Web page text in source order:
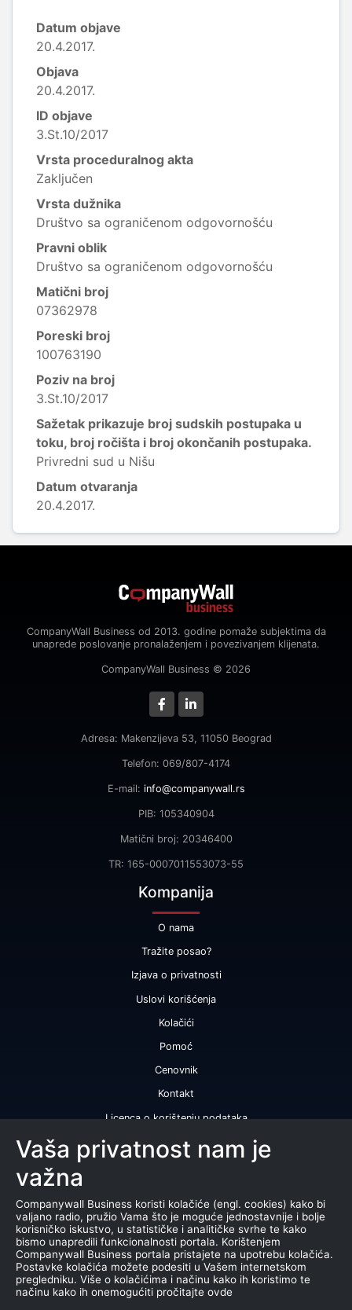
Datum objave
20.4.2017.
Objava
20.4.2017.
ID objave
3.St.10/2017
Vrsta proceduralnog akta
Zaključen
Vrsta dužnika
Društvo sa ograničenom odgovornošću
Pravni oblik
Društvo sa ograničenom odgovornošću
Matični broj
07362978
Poreski broj
100763190
Poziv na broj
3.St.10/2017
Sažetak prikazuje broj sudskih postupaka u
toku, broj ročišta i broj okončanih postupaka.
Privredni sud u Nišu
Datum otvaranja
20.4.2017.
CompanyWall Business od 2013. godine pomaže subjektima da
unaprede poslovanje pronalaženjem i povezivanjem klijenata.
CompanyWall Business © 2026
Adresa: Makenzijeva 53, 11050 Beograd
Telefon: 069/807-4174
E-mail: info@companywall.rs
PIB: 105340904
Matični broj: 20346400
TR: 165-0007011553073-55
Kompanija
O nama
Tražite posao?
Izjava o privatnosti
Uslovi korišćenja
Kolačići
Pomoć
Cenovnik
Kontakt
Licenca o korištenju podataka
Naše usluge
Bonitetni izveštaj
Sertifikat bonitetne izvrsnosti
Proizvodi
Saradnja sa registrom APR
Vaša privatnost nam je
važna
Companywall Business koristi kolačiće (engl. cookies) kako bi
valjano radio, pružio Vama što je moguće jednostavnije i bolje
korisničko iskustvo, u statističke i analitičke svrhe te kako
bismo unapredili funkcionalnosti portala. Korištenjem
Companywall Business portala pristajete na upotrebu kolačića.
Postavke kolačića možete podesiti u Vašem internetskom
pregledniku. Više o kolačićima i načinu kako ih koristimo te
načinu kako ih onemogućiti pročitajte ovde